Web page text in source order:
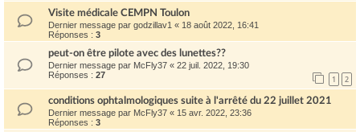
Visite médicale CEMPN Toulon
Dernier message par godzillav1 « 18 août 2022, 16:41
Réponses : 3
peut-on être pilote avec des lunettes??
Dernier message par McFly37 « 22 juil. 2022, 19:30
Réponses : 27 1 2
conditions ophtalmologiques suite à l'arrêté du 22 juillet 2021
Dernier message par McFly37 « 15 avr. 2022, 23:36
Réponses : 3